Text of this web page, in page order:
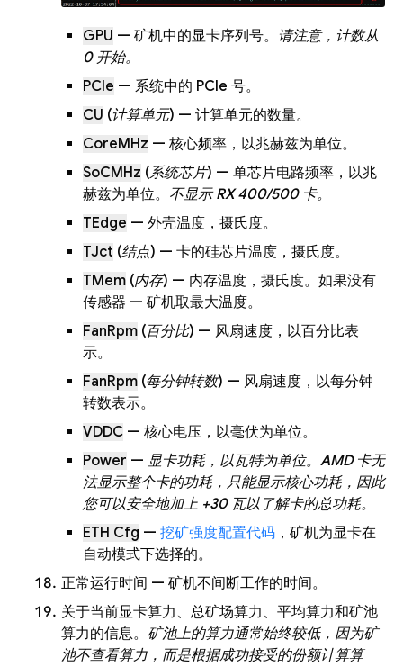
GPU — 矿机中的显卡序列号。 请注意，计数从
0 开始。
PCIe — 系统中的 PCIe 号。
CU (计算单元) — 计算单元的数量。
CoreMHz — 核心频率，以兆赫兹为单位。
SoCMHz (系统芯片) — 单芯片电路频率，以兆
赫兹为单位。 不显示 RX 400/500 卡。
TEdge — 外壳温度，摄氏度。
TJct (结点) — 卡的硅芯片温度，摄氏度。
TMem (内存) — 内存温度，摄氏度。如果没有
传感器 — 矿机取最大温度。
FanRpm (百分比) — 风扇速度，以百分比表
示。
FanRpm (每分钟转数) — 风扇速度，以每分钟
转数表示。
VDDC — 核心电压，以毫伏为单位。
Power — 显卡功耗，以瓦特为单位。AMD 卡无
法显示整个卡的功耗，只能显示核心功耗，因此
您可以安全地加上 +30 瓦以了解卡的总功耗。
ETH Cfg — 挖矿强度配置代码 ，矿机为显卡在
自动模式下选择的。
正常运行时间 — 矿机不间断工作的时间。
关于当前显卡算力、总矿场算力、平均算力和矿池
算力的信息。 矿池上的算力通常始终较低，因为矿
池不查看算力，而是根据成功接受的份额计算算